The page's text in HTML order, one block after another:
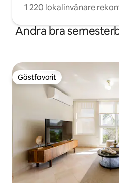
1 220 lokalinvånare
Andra bra
Gästfavorit
Gästfavorit